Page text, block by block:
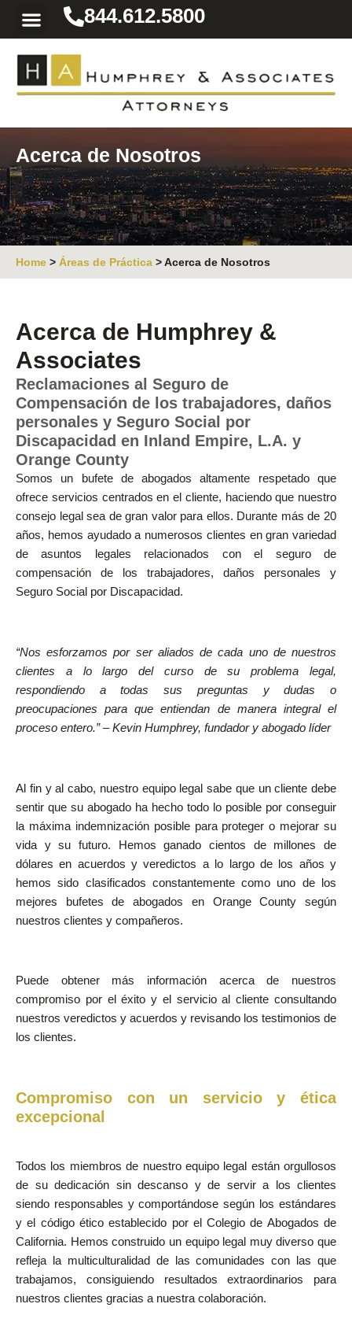
844.612.5800
Acerca de Nosotros
Home > Áreas de Práctica >Acerca de Nosotros
Acerca de Humphrey &
Associates
Reclamaciones al Seguro de
Compensación de los trabajadores, daños
personales y Seguro Social por
Discapacidad en Inland Empire, L.A. y
Orange County
Somos un bufete de abogados altamente respetado que
ofrece servicios centrados en el cliente, haciendo que nuestro
consejo legal sea de gran valor para ellos. Durante más de 20
años, hemos ayudado a numerosos clientes en gran variedad
de asuntos legales relacionados con el seguro de
compensación de los trabajadores, daños personales y
Seguro Social por Discapacidad.
“Nos esforzamos por ser aliados de cada uno de nuestros
clientes a lo largo del curso de su problema legal,
respondiendo a todas sus preguntas y dudas o
preocupaciones para que entiendan de manera integral el
proceso entero.” – Kevin Humphrey, fundador y abogado líder
Al fin y al cabo, nuestro equipo legal sabe que un cliente debe
sentir que su abogado ha hecho todo lo posible por conseguir
la máxima indemnización posible para proteger o mejorar su
vida y su futuro. Hemos ganado cientos de millones de
dólares en acuerdos y veredictos a lo largo de los años y
hemos sido clasificados constantemente como uno de los
mejores bufetes de abogados en Orange County según
nuestros clientes y compañeros.
Puede obtener más información acerca de nuestros
compromiso por el éxito y el servicio al cliente consultando
nuestros veredictos y acuerdos y revisando los testimonios de
los clientes.
Compromiso con un servicio y ética
excepcional
Todos los miembros de nuestro equipo legal están orgullosos
de su dedicación sin descanso y de servir a los clientes
siendo responsables y comportándose según los estándares
y el código ético establecido por el Colegio de Abogados de
California. Hemos construido un equipo legal muy diverso que
refleja la multiculturalidad de las comunidades con las que
trabajamos, consiguiendo resultados extraordinarios para
nuestros clientes gracias a nuestra colaboración.